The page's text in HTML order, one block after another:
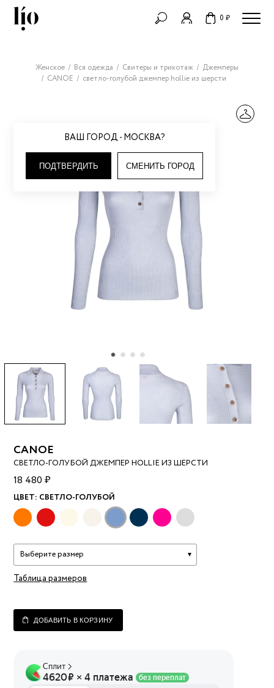
0 ₽
ВАШ ГОРОД - МОСКВА?
ПОДТВЕРДИТЬ СМЕНИТЬ ГОРОД
Женское Вся одежда Свитеры и трикотаж
Джемперы
CANOE
светло-голубой джемпер hollie из шерсти
CANOE
СВЕТЛО-ГОЛУБОЙ ДЖЕМПЕР HOLLIE ИЗ ШЕРСТИ
18 480 ₽
ЦВЕТ: СВЕТЛО-ГОЛУБОЙ
Выберите размер
Таблица размеров
ДОБАВИТЬ В КОРЗИНУ